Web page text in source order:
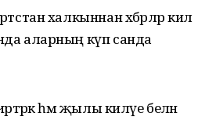
халкыннан хәбәрләр килә
аларның күп санда
һәм җылы килүе белән